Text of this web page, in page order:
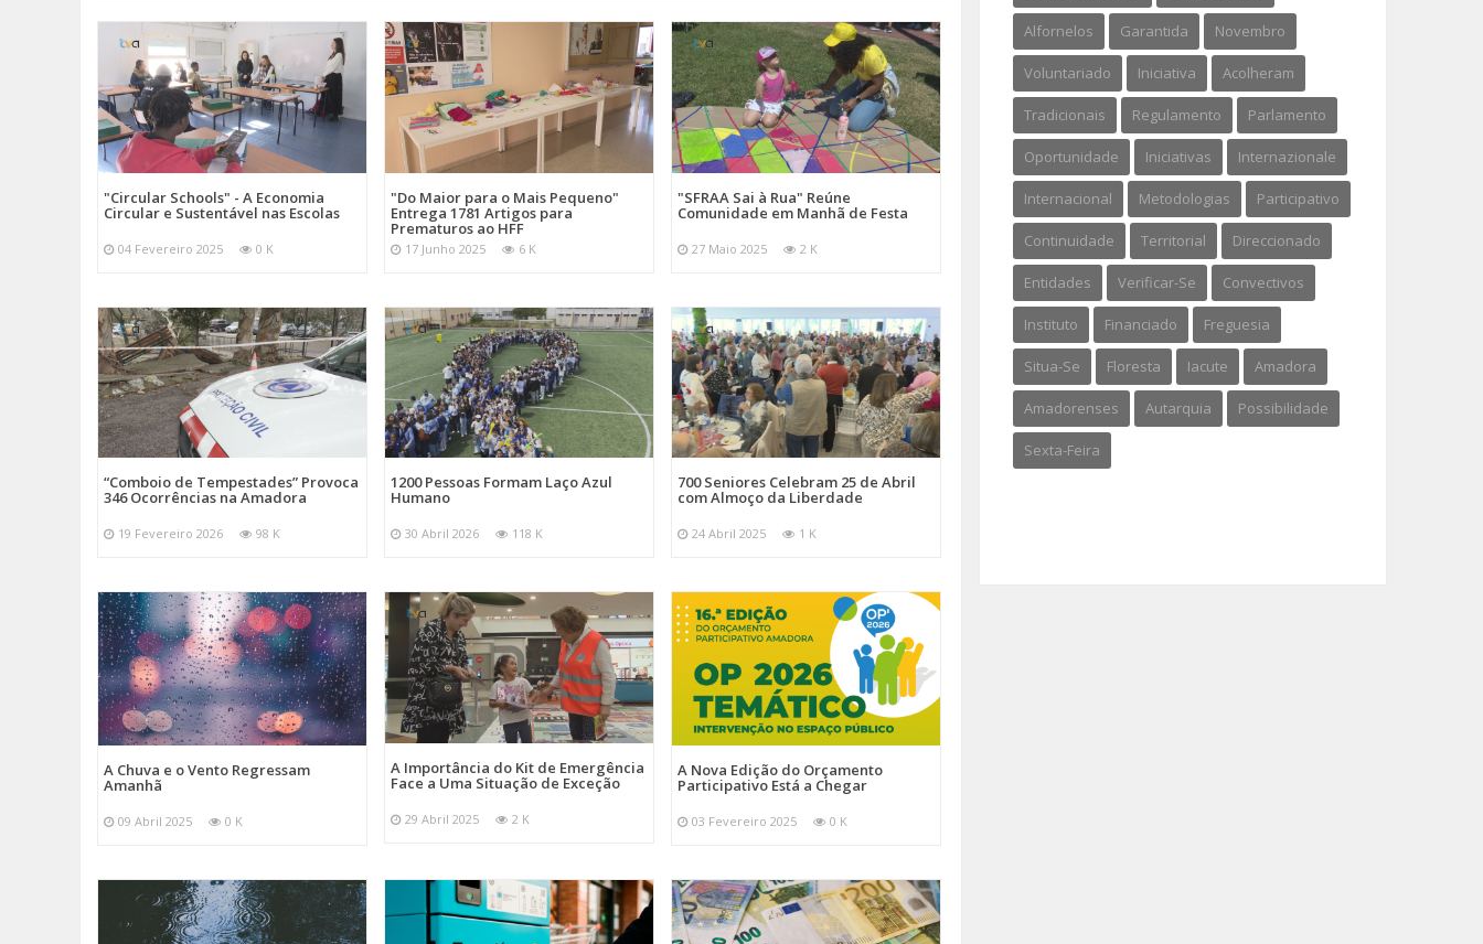
"Circular Schools" - A Economia
Circular e Sustentável nas Escolas
04 Fevereiro 2025 0 K
"Do Maior para o Mais Pequeno"
Entrega 1781 Artigos para
Prematuros ao HFF
17 Junho 2025 6 K
"SFRAA Sai à Rua" Reúne
Comunidade em Manhã de Festa
27 Maio 2025 2 K
“Comboio de Tempestades” Provoca
346 Ocorrências na Amadora
19 Fevereiro 2026 98 K
1200 Pessoas Formam Laço Azul
Humano
30 Abril 2026 118 K
700 Seniores Celebram 25 de Abril
com Almoço da Liberdade
24 Abril 2025 1 K
A Chuva e o Vento Regressam
Amanhã
09 Abril 2025 0 K
A Importância do Kit de Emergência
Face a Uma Situação de Exceção
29 Abril 2025 2 K
A Nova Edição do Orçamento
Participativo Está a Chegar
03 Fevereiro 2025 0 K
Alfornelos Garantida Novembro
Voluntariado Iniciativa Acolheram
Tradicionais Regulamento Parlamento
Oportunidade Iniciativas Internazionale
Internacional Metodologias Participativo
Continuidade Territorial Direccionado
Entidades Verificar-Se Convectivos
Instituto Financiado Freguesia
Situa-Se Floresta Iacute Amadora
Amadorenses Autarquia Possibilidade
Sexta-Feira